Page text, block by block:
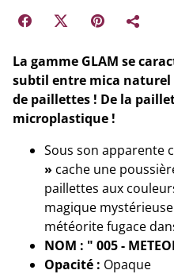
La gamme GLAM se
subtil entre mica
de paillettes ! De la
microplastique !
Sous son apparente
» cache une
paillettes aux
magique
météorite fugace
NOM : " 005 -
Opacité : Opaque